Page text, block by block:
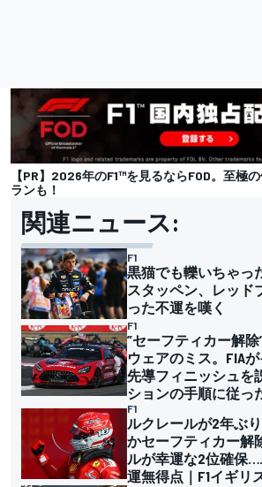
【PR】2026年のF1™︎を見るならFOD。至極
ランも！
関連ニュース:
F1
黒猫でも轢いちゃ
スタッペン、レッド
った不運を嘆く
F1
”セーフティカー解
ウェアのミス。FIAが
先導フィニッシュを
ションの手順に従っ
F1
ルクレールが2年ぶ
かセーフティカー解
ルが幸運な2位確保
運無得点｜F1イギリ